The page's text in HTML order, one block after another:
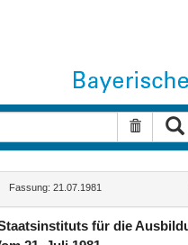
Suche
Fassung: 21.07.1981
für die